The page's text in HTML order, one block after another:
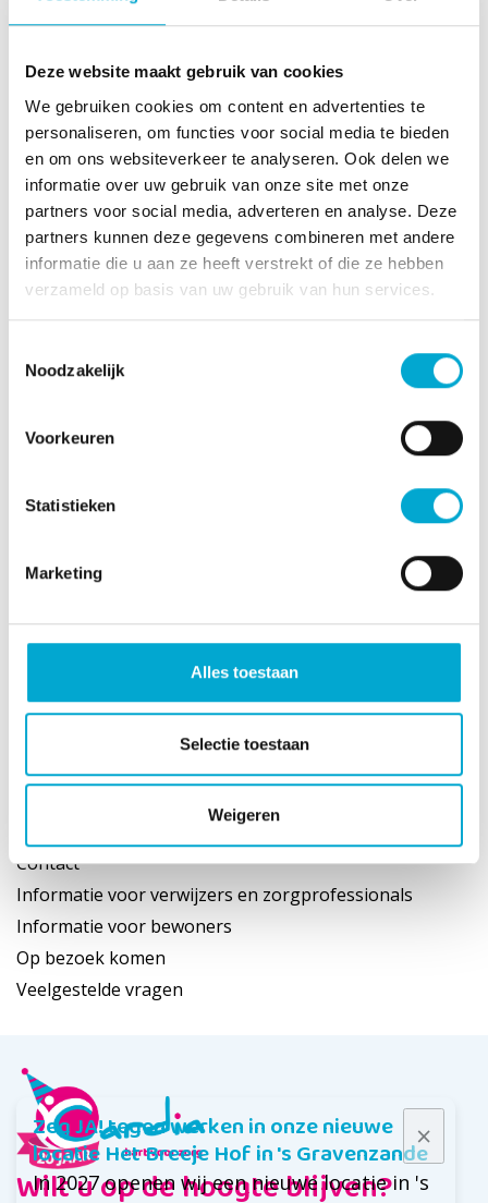
Deze website maakt gebruik van cookies
We gebruiken cookies om content en advertenties te
personaliseren, om functies voor social media te bieden
en om ons websiteverkeer te analyseren. Ook delen we
informatie over uw gebruik van onze site met onze
partners voor social media, adverteren en analyse. Deze
partners kunnen deze gegevens combineren met andere
informatie die u aan ze heeft verstrekt of die ze hebben
verzameld op basis van uw gebruik van hun services.
Noodzakelijk
Voorkeuren
Statistieken
Marketing
Alles toestaan
Selectie toestaan
Weigeren
Zeg JA! tegen werken in onze nieuwe
locatie Het Breeje Hof in 's Gravenzande
In 2027 openen wij een nieuwe locatie in 's
Floriadehof
Landscheiding
Onderwatershof
Tabitha
De Thuishaven
Het Breeje Hof, in ontwikkeling
Huren bij Cardia
Logeerzorg
Thuiszorg
Huishoudelijke hulp
Casemanagement dementie
Dagbesteding
Volledig pakket thuis
Geestelijke zorg
Alzheimer Café en Trefpunt
Ontmoetingscentra
Blijf je nog even?
Contact
Informatie voor verwijzers en zorgprofessionals
Informatie voor bewoners
Op bezoek komen
Veelgestelde vragen
Wilt u op de hoogte blijven?